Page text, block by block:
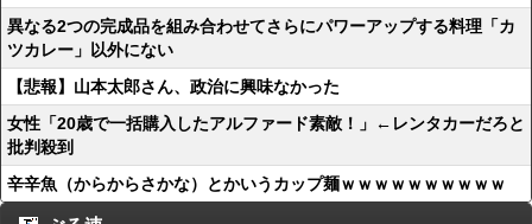
異なる2つの完成品を組み合わせてさらにパワーアップする料理「カ
ツカレー」以外にない
【悲報】山本太郎さん、政治に興味なかった
女性「20歳で一括購入したアルファード素敵！」←レンタカーだろと
批判殺到
辛辛魚（からからさかな）とかいうカップ麺ｗｗｗｗｗｗｗｗｗｗ